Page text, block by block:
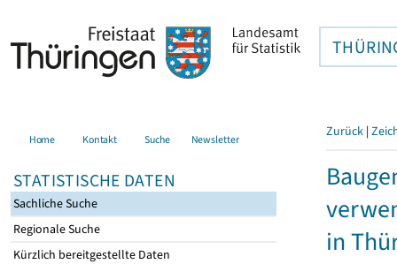
Home Kontakt Suche Newsletter
STATISTISCHE DATEN
Sachliche Suche
Regionale Suche
Kürzlich bereitgestellte Daten
Zurück |
in